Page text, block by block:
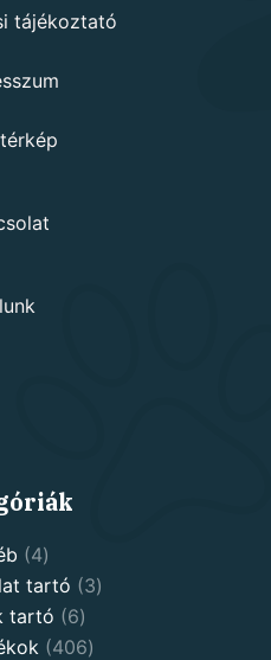
tájékoztató
44
products
tartó 33
tartó 66
products
406406